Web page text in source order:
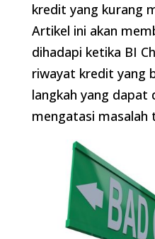
kredit yang kurang
Artikel ini akan
dihadapi ketika BI
riwayat kredit yang
langkah yang dapat
mengatasi masalah